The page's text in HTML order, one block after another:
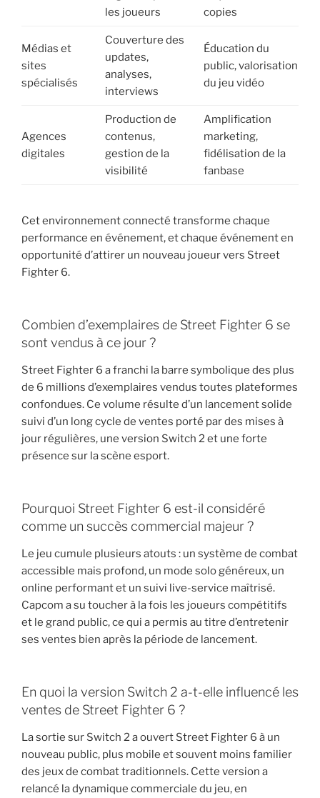
les joueurs
copies
Médias et
sites
spécialisés
Couverture des
updates,
analyses,
interviews
Éducation du
public, valorisation
du jeu vidéo
Agences
digitales
Production de
contenus,
gestion de la
visibilité
Amplification
marketing,
fidélisation de la
fanbase
Cet environnement connecté transforme chaque
performance en événement, et chaque événement en
opportunité d’attirer un nouveau joueur vers Street
Fighter 6.
Combien d’exemplaires de Street Fighter 6 se
sont vendus à ce jour ?
Street Fighter 6 a franchi la barre symbolique des plus
de 6 millions d’exemplaires vendus toutes plateformes
confondues. Ce volume résulte d’un lancement solide
suivi d’un long cycle de ventes porté par des mises à
jour régulières, une version Switch 2 et une forte
présence sur la scène esport.
Pourquoi Street Fighter 6 est-il considéré
comme un succès commercial majeur ?
Le jeu cumule plusieurs atouts : un système de combat
accessible mais profond, un mode solo généreux, un
online performant et un suivi live-service maîtrisé.
Capcom a su toucher à la fois les joueurs compétitifs
et le grand public, ce qui a permis au titre d’entretenir
ses ventes bien après la période de lancement.
En quoi la version Switch 2 a-t-elle influencé les
ventes de Street Fighter 6 ?
La sortie sur Switch 2 a ouvert Street Fighter 6 à un
nouveau public, plus mobile et souvent moins familier
des jeux de combat traditionnels. Cette version a
relancé la dynamique commerciale du jeu, en